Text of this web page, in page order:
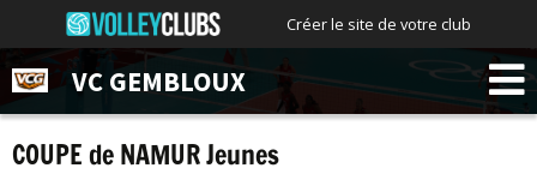
Créer le site de votre club
VC GEMBLOUX
COUPE de NAMUR Jeunes